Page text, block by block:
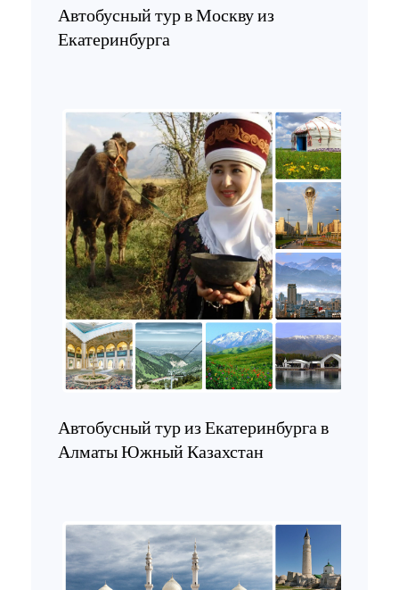
Автобусный тур в Москву из
Екатеринбурга
Автобусный тур из Екатеринбурга в
Алматы Южный Казахстан